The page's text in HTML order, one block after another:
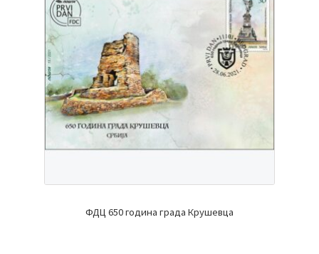
ФДЦ 650 година града Крушевца